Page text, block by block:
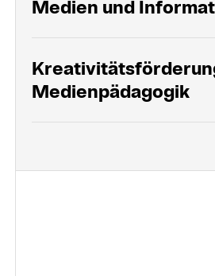
Medien und
Medienpädagogik